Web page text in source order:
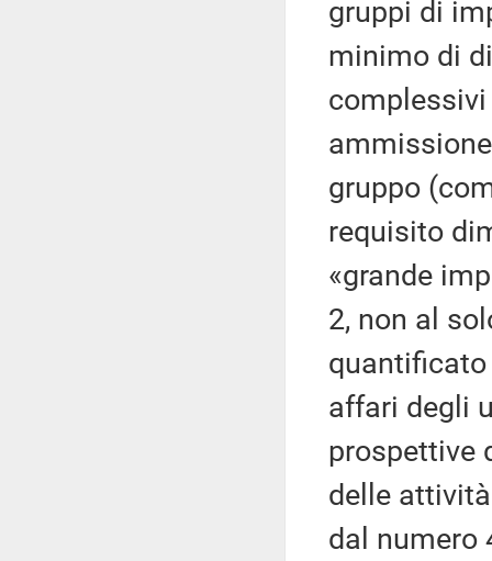
gruppi di
minimo di
gruppo
requisito
«grande
2, non al
affari degli
prospettive
delle
dal numero